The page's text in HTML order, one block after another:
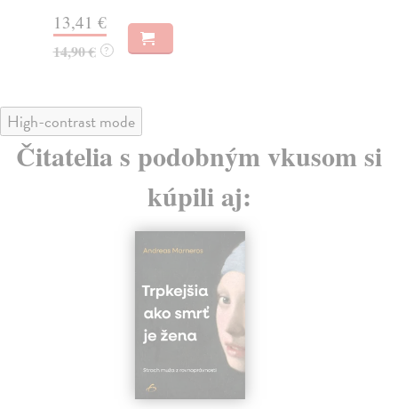
13,41 €
14,90 € ?
High-contrast mode
Čitatelia s podobným vkusom si
kúpili aj: